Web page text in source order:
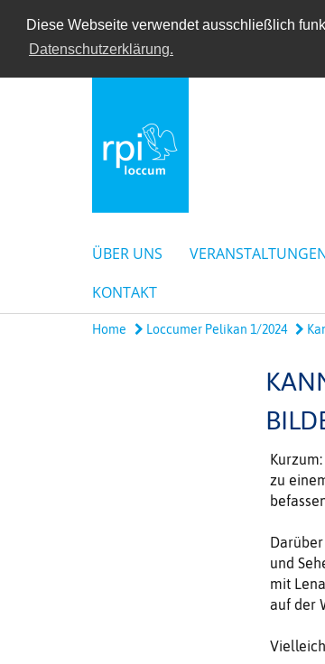
Diese Webseite verwendet ausschließlich
Datenschutzerklärung.
ÜBER UNS
KONTAKT
Home Loccumer Pelikan 1/2024
zu
und
mit
auf der